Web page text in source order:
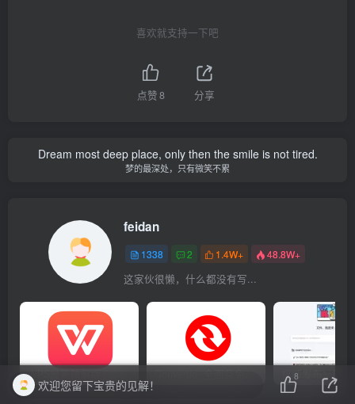
喜欢就支持一下吧
点赞8 分享
Dream most deep place, only then the smile is not tired.
梦的最深处，只有微笑不累
feidan
1338 2 1.4W+ 48.8W+
这家伙很懒，什么都没有写...
欢迎您留下宝贵的见解！
8